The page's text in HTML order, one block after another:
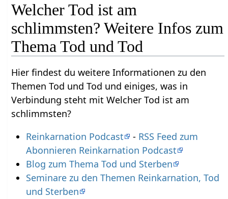
Welcher Tod ist am
schlimmsten? Weitere Infos zum
Thema Tod und Tod
Hier findest du weitere Informationen zu den
Themen Tod und Tod und einiges, was in
Verbindung steht mit Welcher Tod ist am
schlimmsten?
Reinkarnation Podcast
- RSS Feed zum
Abonnieren Reinkarnation Podcast
Blog zum Thema Tod und Sterben
Seminare zu den Themen Reinkarnation, Tod
und Sterben